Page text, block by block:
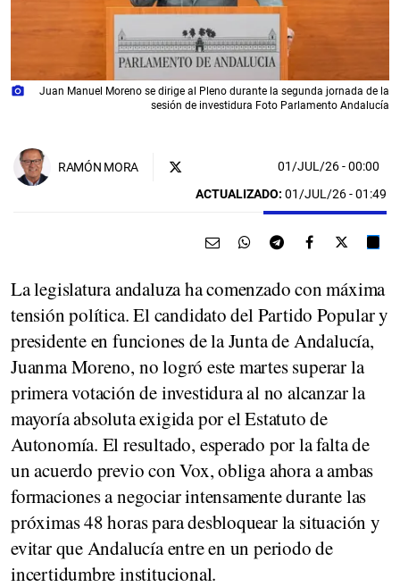
photo_camera
Juan Manuel Moreno se dirige al Pleno durante la segunda jornada de la
sesión de investidura Foto Parlamento Andalucía
RAMÓN MORA 01/JUL/26- 00:00
ACTUALIZADO: 01/JUL/26 - 01:49
La legislatura andaluza ha comenzado con máxima
tensión política. El candidato del Partido Popular y
presidente en funciones de la Junta de Andalucía,
Juanma Moreno, no logró este martes superar la
primera votación de investidura al no alcanzar la
mayoría absoluta exigida por el Estatuto de
Autonomía. El resultado, esperado por la falta de
un acuerdo previo con Vox, obliga ahora a ambas
formaciones a negociar intensamente durante las
próximas 48 horas para desbloquear la situación y
evitar que Andalucía entre en un periodo de
incertidumbre institucional.